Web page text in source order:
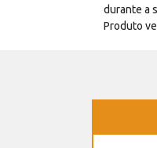
durante a
Produto